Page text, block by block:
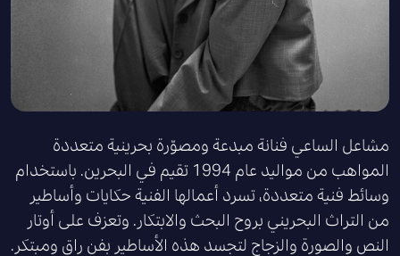
مشاعل الساعي فنانة مبدعة ومصوّرة بحرينية متعددة
المواهب من مواليد عام 1994 تقيم في البحرين. باستخدام
وسائط فنية متعددة، تسرد أعمالها الفنية حكايات وأساطير
من التراث البحريني بروح البحث والابتكار. وتعزف على أوتار
النص والصورة والزجاج لتجسد هذه الأساطير بفن راقٍ ومبتكر.